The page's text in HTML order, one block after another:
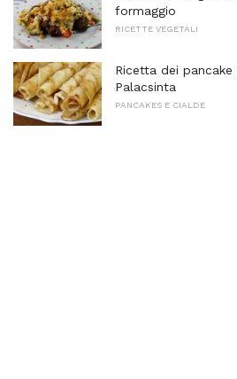
formaggio
RICETTE VEGETALI
Ricetta dei
Palacsinta
PANCAKES E CIALDE